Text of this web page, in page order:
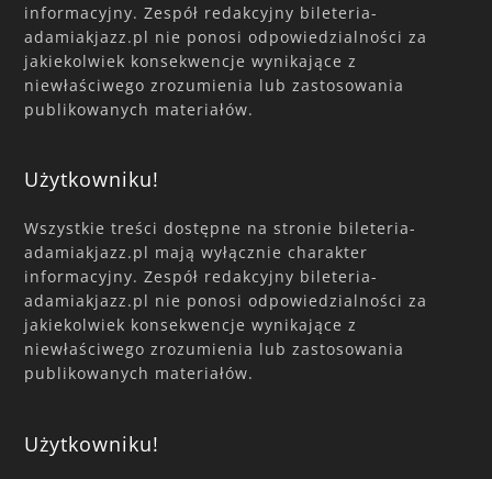
informacyjny. Zespół redakcyjny bileteria-
adamiakjazz.pl nie ponosi odpowiedzialności za
jakiekolwiek konsekwencje wynikające z
niewłaściwego zrozumienia lub zastosowania
publikowanych materiałów.
Użytkowniku!
Wszystkie treści dostępne na stronie bileteria-
adamiakjazz.pl mają wyłącznie charakter
informacyjny. Zespół redakcyjny bileteria-
adamiakjazz.pl nie ponosi odpowiedzialności za
jakiekolwiek konsekwencje wynikające z
niewłaściwego zrozumienia lub zastosowania
publikowanych materiałów.
Użytkowniku!